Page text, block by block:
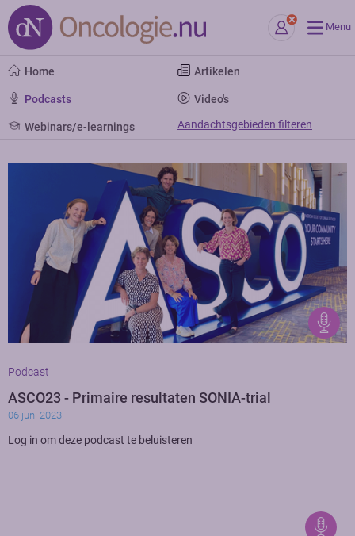
Menu
Home Artikelen
Podcasts Video's
Webinars/e-learnings Aandachtsgebieden filteren
Podcast
ASCO23 - Primaire resultaten SONIA-trial
06 juni 2023
Log in om deze podcast te beluisteren